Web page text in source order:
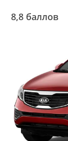
8,8 баллов